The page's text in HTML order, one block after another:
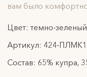
вам было
Цвет: темно-зеленый
Артикул: 424-
Состав: 65% купра,